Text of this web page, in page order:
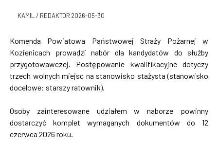
KAMIL / REDAKTOR 2026-05-30
Komenda Powiatowa Państwowej Straży Pożarnej w
Kozienicach prowadzi nabór dla kandydatów do służby
przygotowawczej. Postępowanie kwalifikacyjne dotyczy
trzech wolnych miejsc na stanowisko stażysta (stanowisko
docelowe: starszy ratownik).
Osoby zainteresowane udziałem w naborze powinny
dostarczyć komplet wymaganych dokumentów do 12
czerwca 2026 roku.